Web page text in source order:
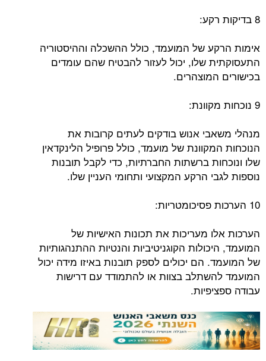
8 בדיקות רקע:
אימות הרקע של המועמד, כולל ההשכלה וההיסטוריה
התעסוקתית שלו, יכול לעזור להבטיח שהם עומדים
בכישורים המוצהרים.
9 נוכחות מקוונת:
מנהלי משאבי אנוש בודקים לעתים קרובות את
הנוכחות המקוונת של מועמד, כולל פרופיל הלינקדאין
שלו ונוכחות ברשתות החברתיות, כדי לקבל תובנות
נוספות לגבי הרקע המקצועי ותחומי העניין שלו.
10 הערכות פסיכומטריות:
הערכות אלו מעריכות את תכונות האישיות של
המועמד, היכולות הקוגניטיביות והנטיות ההתנהגותיות
של המועמד. הם יכולים לספק תובנות באיזו מידה יכול
המועמד להשתלב בצוות או להתמודד עם דרישות
עבודה ספציפיות.